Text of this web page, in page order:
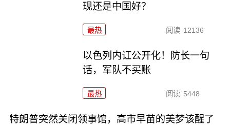
现还是中国好？
最热 阅读 12136
以色列内讧公开化！防长一句
话，军队不买账
最热 阅读 5448
特朗普突然关闭领事馆，高市早苗的美梦该醒了